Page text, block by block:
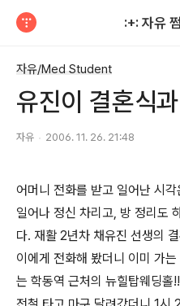
:+: 자유
자유/Med Student
유진이 결혼식
자유 2006. 11. 26. 21:48
어머니 전화를 받고 일어난 시
일어나 정신 차리고, 방 정리도
다. 재활 2년차 채유진 선생의
이에게 전화해 봤더니 이미 가
는 학동역 근처의 뉴힐탑웨딩홀